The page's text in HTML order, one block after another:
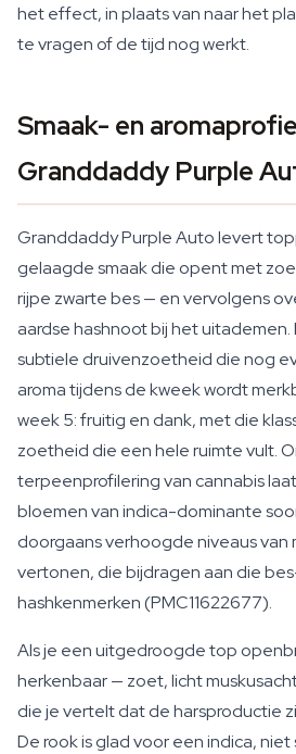
het effect, in plaats van naar het
te vragen of de tijd nog werkt.
Smaak- en
Granddaddy Purple
Granddaddy Purple Auto levert
gelaagde smaak die opent met
rijpe zwarte bes — en vervolgens
aardse hashnoot bij het
subtiele druivenzoetheid die nog
aroma tijdens de kweek wordt
week 5: fruitig en dank, met die
zoetheid die een hele ruimte vult.
terpeenprofilering van cannabis
bloemen van indica-dominante
doorgaans verhoogde niveaus van
vertonen, die bijdragen aan die
hashkenmerken (PMC11622677).
Als je een uitgedroogde top
herkenbaar — zoet, licht
die je vertelt dat de harsproductie
De rook is glad voor een indica,